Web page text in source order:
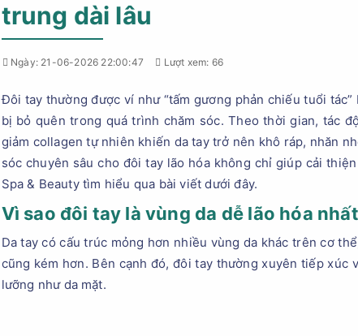
trung dài lâu
Ngày: 21-06-2026 22:00:47 Lượt xem: 66
Đôi tay thường được ví như “tấm gương phản chiếu tuổi
bị bỏ quên trong quá trình chăm sóc. Theo thời gian, tác
giảm collagen tự nhiên khiến da tay trở nên khô ráp, nhăn
sóc chuyên sâu cho đôi tay lão hóa không chỉ giúp cải
Spa & Beauty tìm hiểu qua bài viết dưới đây.
Vì sao đôi tay là vùng da dễ lão hóa
Da tay có cấu trúc mỏng hơn nhiều vùng da khác trên cơ
cũng kém hơn. Bên cạnh đó, đôi tay thường xuyên tiếp
lưỡng như da mặt.